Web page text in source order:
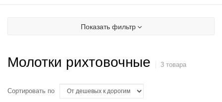
Показать фильтр
Молотки рихтовочные 3 товара
Сортировать по